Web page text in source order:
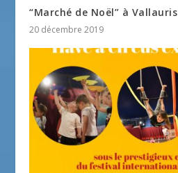
“Marché de Noël” à Vallauris
20 décembre 2019